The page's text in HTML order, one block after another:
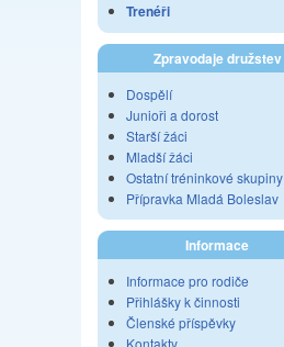
Trenéři
Zpravodaje družstev
Dospělí
Junioři a dorost
Starší žáci
Mladší žáci
Ostatní tréninkové skupiny
Přípravka Mladá Boleslav
Informace
Informace pro rodiče
Přihlášky k činnosti
Členské příspěvky
Kontakty